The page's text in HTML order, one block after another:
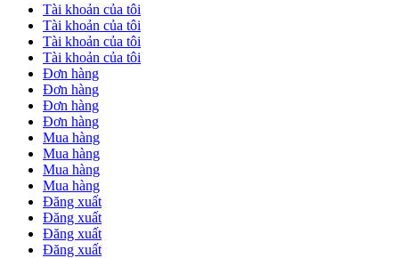
Tài khoản của tôi
Tài khoản của tôi
Tài khoản của tôi
Tài khoản của tôi
Đơn hàng
Đơn hàng
Đơn hàng
Đơn hàng
Mua hàng
Mua hàng
Mua hàng
Mua hàng
Đăng xuất
Đăng xuất
Đăng xuất
Đăng xuất